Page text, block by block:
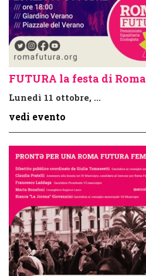
FUTURA la festa di Roma
Lunedì 11 ottobre, ...
vedi evento